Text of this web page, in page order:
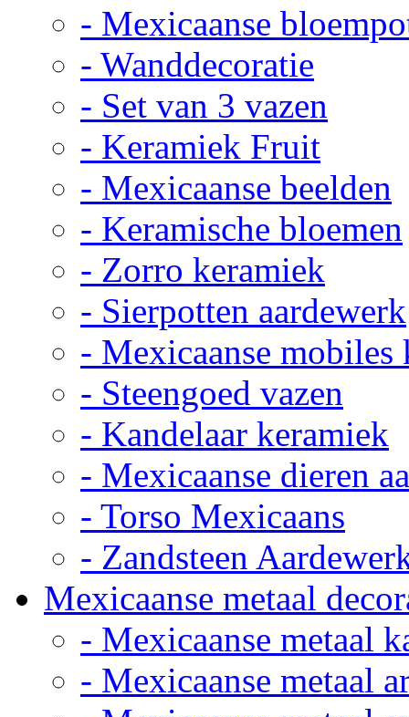
- Mexicaanse
- Wanddecoratie
- Set van 3 vazen
- Keramiek Fruit
- Mexicaanse beelden
- Keramische bloemen
- Zorro keramiek
- Sierpotten aardewerk
- Mexicaanse mobiles
- Steengoed vazen
- Kandelaar keramiek
- Mexicaanse dieren
- Torso Mexicaans
- Zandsteen
Mexicaanse metaal
- Mexicaanse metaal
- Mexicaanse metaal